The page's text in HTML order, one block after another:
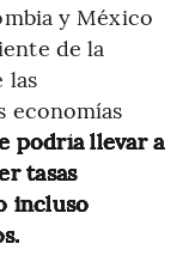
y México
de la
las
economías
podría llevar a
tasas
incluso